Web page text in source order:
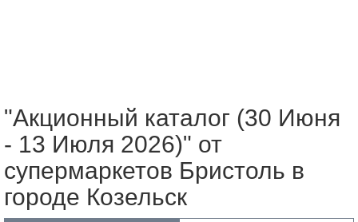
"Акционный каталог (30 Июня
- 13 Июля 2026)" от
супермаркетов Бристоль в
городе Козельск